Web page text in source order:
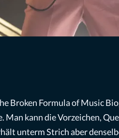
Broken Formula of Music
kann die Vorzeichen,
unterm Strich aber